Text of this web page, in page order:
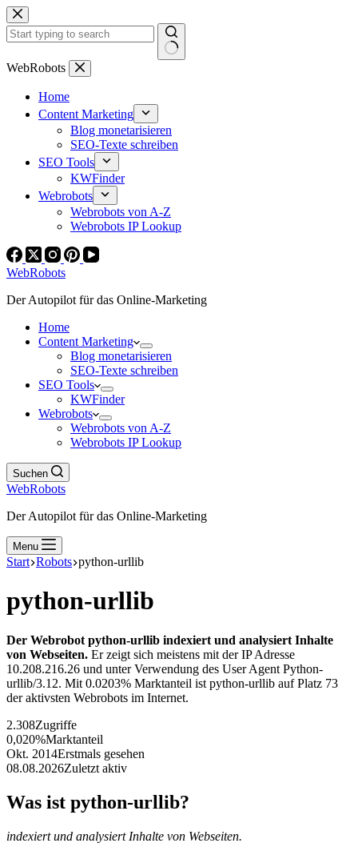
Zum
Inhalt
springen
Keine
WebRobots
Home
Content Marketing
Blog monetarisieren
SEO-Texte schreiben
SEO Tools
KWFinder
Webrobots
Webrobots von A-Z
Webrobots IP Lookup
WebRobots
Der Autopilot für das Online-Marketing
Home
Content Marketing
Blog monetarisieren
SEO-Texte schreiben
SEO Tools
KWFinder
Webrobots
Webrobots von A-Z
Webrobots IP Lookup
Suchen
WebRobots
Der Autopilot für das Online-Marketing
Menu
Start Robots python-urllib
python-urllib
Der Webrobot python-urllib indexiert und analysiert Inhalte
von Webseiten. Er zeigt sich meistens mit der IP Adresse
10.208.216.26 und unter Verwendung des User Agent Python-
urllib/3.12. Mit 0.0203% Marktanteil ist python-urllib auf Platz 73
der aktivsten Webrobots im Internet.
2.308Zugriffe
0,020%Marktanteil
Okt. 2014Erstmals gesehen
08.08.2026Zuletzt aktiv
Was ist python-urllib?
indexiert und analysiert Inhalte von Webseiten.